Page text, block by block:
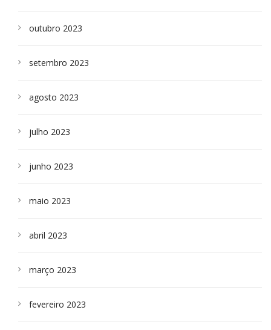
outubro 2023
setembro 2023
agosto 2023
julho 2023
junho 2023
maio 2023
abril 2023
março 2023
fevereiro 2023